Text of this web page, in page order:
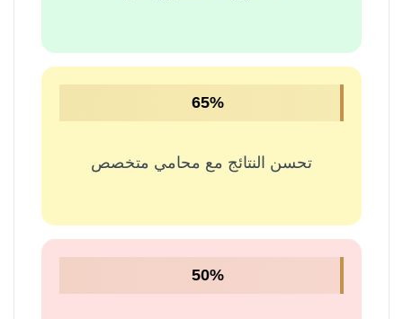
65%
تحسن النتائج مع محامي متخصص
50%